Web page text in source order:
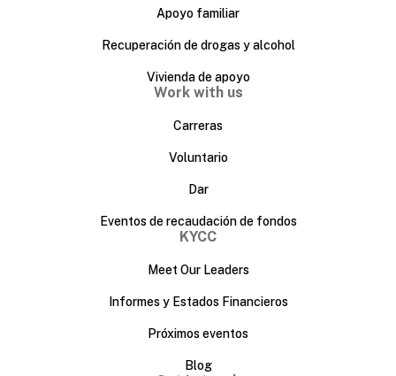
Apoyo familiar
Recuperación de drogas y alcohol
Vivienda de apoyo
Work with us
Carreras
Voluntario
Dar
Eventos de recaudación de fondos
KYCC
Meet Our Leaders
Informes y Estados Financieros
Próximos eventos
Blog